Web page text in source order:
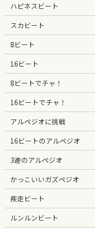
ハピネスビート
スカビート
8ビート
16ビート
8ビートでチャ！
16ビートでチャ！
アルペジオに挑戦
16ビートのアルペジオ
3連のアルペジオ
かっこいいガズペジオ
疾走ビート
ルンルンビート